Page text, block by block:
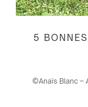
5
©Anaïs Blanc –